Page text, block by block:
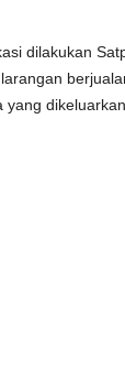
dilakukan
yang